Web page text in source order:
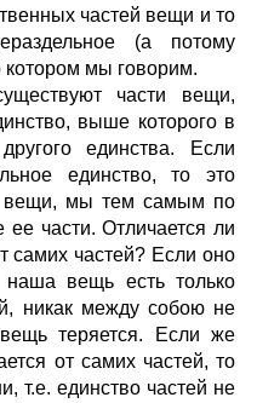
частей вещи и то
(а потому
мы говорим.
части вещи,
выше которого в
единства. Если
единство, то это
вещи, мы тем самым по
части. Отличается ли
самих частей? Если оно
наша вещь есть только
никак между собою не
теряется. Если же
от самих частей, то
т.е. единство частей не